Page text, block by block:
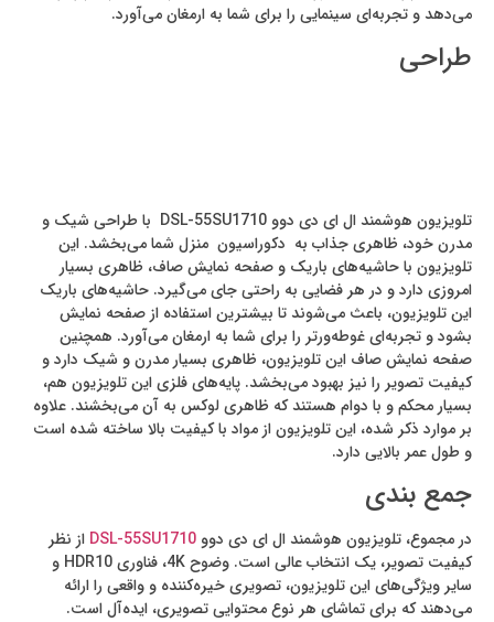
می‌دهد و تجربه‌ای سینمایی را برای شما به ارمغان می‌آورد.
طراحی
تلویزیون هوشمند ال ای دی دوو DSL-55SU1710 با طراحی شیک و
مدرن خود، ظاهری جذاب به دکوراسیون منزل شما می‌بخشد. این
تلویزیون با حاشیه‌های باریک و صفحه نمایش صاف، ظاهری بسیار
امروزی دارد و در هر فضایی به راحتی جای می‌گیرد. حاشیه‌های باریک
این تلویزیون، باعث می‌شوند تا بیشترین استفاده از صفحه نمایش
بشود و تجربه‌ای غوطه‌ورتر را برای شما به ارمغان می‌آورد. همچنین
صفحه نمایش صاف این تلویزیون، ظاهری بسیار مدرن و شیک دارد و
کیفیت تصویر را نیز بهبود می‌بخشد. پایه‌های فلزی این تلویزیون هم،
بسیار محکم و با دوام هستند که ظاهری لوکس به آن می‌بخشند. علاوه
بر موارد ذکر شده، این تلویزیون از مواد با کیفیت بالا ساخته شده است
و طول عمر بالایی دارد.
جمع بندی
در مجموع، تلویزیون هوشمند ال ای دی دوو DSL-55SU1710 از نظر
کیفیت تصویر، یک انتخاب عالی است. وضوح 4K، فناوری HDR10 و
سایر ویژگی‌های این تلویزیون، تصویری خیره‌کننده و واقعی را ارائه
می‌دهند که برای تماشای هر نوع محتوایی تصویری، ایده‌آل است.